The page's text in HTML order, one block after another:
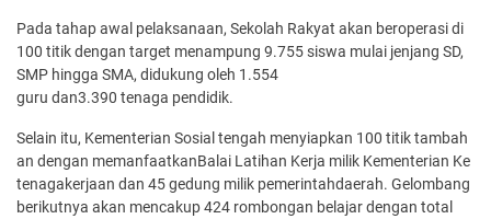
Pada tahap awal pelaksanaan, Sekolah Rakyat akan beroperasi di
100 titik dengan target menampung 9.755 siswa mulai jenjang SD,
SMP hingga SMA, didukung oleh 1.554
guru dan3.390 tenaga pendidik.
Selain itu, Kementerian Sosial tengah menyiapkan 100 titik tambah
an dengan memanfaatkanBalai Latihan Kerja milik Kementerian Ke
tenagakerjaan dan 45 gedung milik pemerintahdaerah. Gelombang
berikutnya akan mencakup 424 rombongan belajar dengan total